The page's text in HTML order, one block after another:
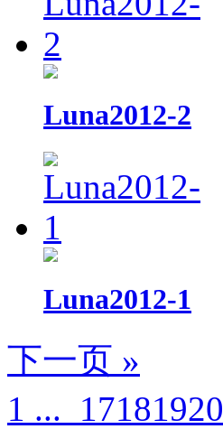
Luna2012-2
Luna2012-1
下一页 »
1 ... 17181920